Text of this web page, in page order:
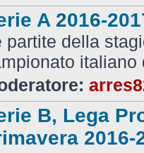
A 2016-
partite della
italiano
B, Lega
2016-